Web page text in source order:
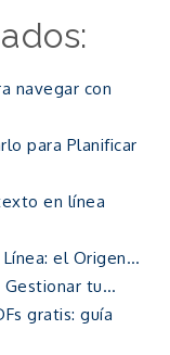
navegar con
para Planificar
en línea
el Origen…
Gestionar tu…
gratis: guía